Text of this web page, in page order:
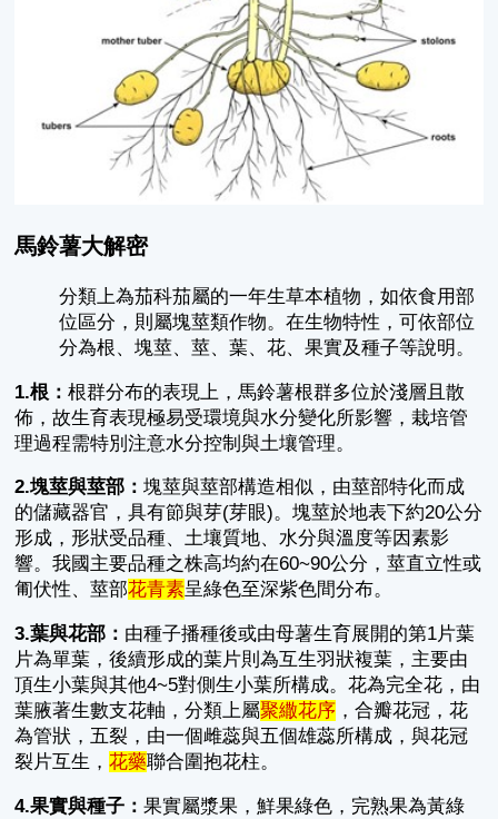
馬鈴薯大解密
分類上為茄科茄屬的一年生草本植物，如依食用部
位區分，則屬塊莖類作物。在生物特性，可依部位
分為根、塊莖、莖、葉、花、果實及種子等說明。
1.根：根群分布的表現上，馬鈴薯根群多位於淺層且散
佈，故生育表現極易受環境與水分變化所影響，栽培管
理過程需特別注意水分控制與土壤管理。
2.塊莖與莖部：塊莖與莖部構造相似，由莖部特化而成
的儲藏器官，具有節與芽(芽眼)。塊莖於地表下約20公分
形成，形狀受品種、土壤質地、水分與溫度等因素影
響。我國主要品種之株高均約在60~90公分，莖直立性或
匍伏性、莖部花青素呈綠色至深紫色間分布。
3.葉與花部： 由種子播種後或由母薯生育展開的第1片葉
片為單葉，後續形成的葉片則為互生羽狀複葉，主要由
頂生小葉與其他4~5對側生小葉所構成。花為完全花，由
葉腋著生數支花軸，分類上屬聚繖花序 ，合瓣花冠，花
為管狀，五裂，由一個雌蕊與五個雄蕊所構成，與花冠
裂片互生，花藥聯合圍抱花柱。
4.果實與種子：果實屬漿果，鮮果綠色，完熟果為黃綠